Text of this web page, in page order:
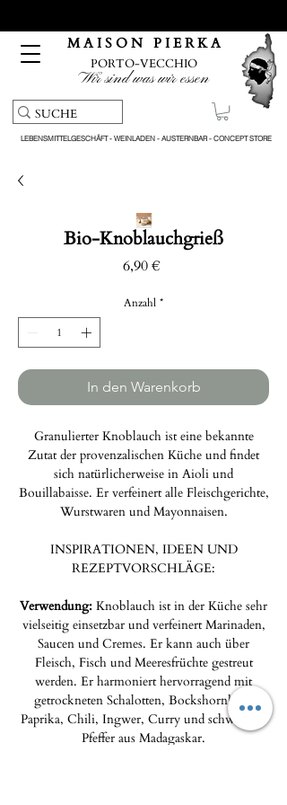
M A I S O N P I E R K A
PORTO-VECCHIO
Wir sind was wir essen
LEBENSMITTELGESCHÄFT - WEINLADEN - AUSTERNBAR - CONCEPT STORE
Bio-Knoblauchgrieß
6,90 €Preis
Anzahl *
In den Warenkorb
Granulierter Knoblauch ist eine bekannte
Zutat der provenzalischen Küche und findet
sich natürlicherweise in Aioli und
Bouillabaisse. Er verfeinert alle Fleischgerichte,
Wurstwaren und Mayonnaisen.
INSPIRATIONEN, IDEEN UND
REZEPTVORSCHLÄGE:
Verwendung: Knoblauch ist in der Küche sehr
vielseitig einsetzbar und verfeinert Marinaden,
Saucen und Cremes. Er kann auch über
Fleisch, Fisch und Meeresfrüchte gestreut
werden. Er harmoniert hervorragend mit
getrockneten Schalotten, Bockshornklee,
Paprika, Chili, Ingwer, Curry und schwarzem
Pfeffer aus Madagaskar.